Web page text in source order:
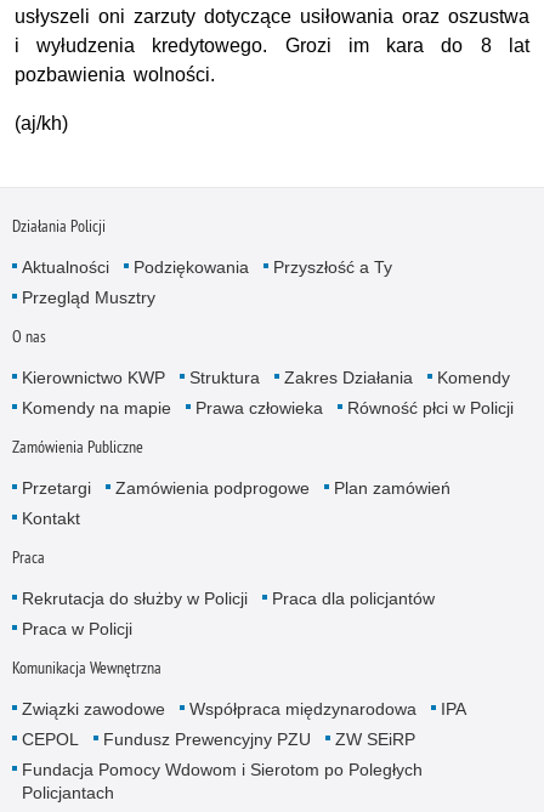
usłyszeli oni zarzuty dotyczące usiłowania oraz oszustwa
i wyłudzenia kredytowego. Grozi im kara do 8 lat
pozbawienia wolności.
(aj/kh)
Działania Policji
Aktualności Podziękowania
Przyszłość a Ty
Przegląd Musztry
O nas
Kierownictwo KWP Struktura Zakres Działania
Komendy
Komendy na mapie
Prawa człowieka Równość płci w Policji
Zamówienia Publiczne
Przetargi Zamówienia podprogowe
Plan zamówień
Kontakt
Praca
Rekrutacja do służby w Policji
Praca dla policjantów
Praca w Policji
Komunikacja Wewnętrzna
Związki zawodowe Współpraca międzynarodowa
IPA
CEPOL
Fundusz Prewencyjny PZU
ZW SEiRP
Fundacja Pomocy Wdowom i Sierotom po Poległych
Policjantach